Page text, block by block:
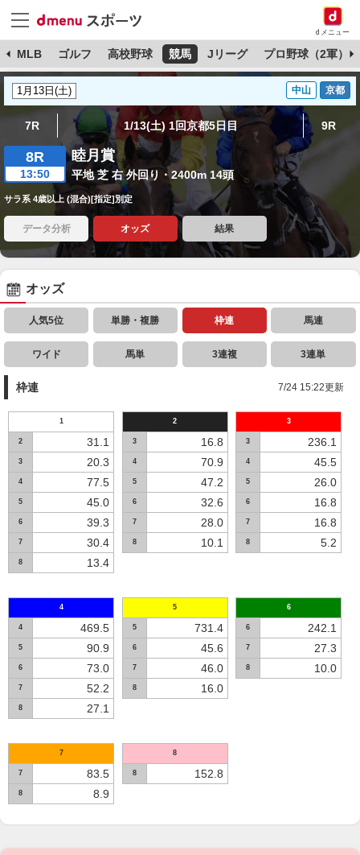
dメニュー
MLB ゴルフ 高校野球 競馬 Jリーグ プロ野球（2軍）
中山 京都
7R 1/13(土) 1回京都5日目 9R
8R
13:50
睦月賞
平地 芝 右 外回り・2400m 14頭
サラ系 4歳以上 (混合)[指定]別定
データ分析 オッズ 結果
オッズ
人気5位 単勝・複勝 枠連 馬連
ワイド 馬単 3連複 3連単
枠連 7/24 15:22更新
1
2 31.1
3 20.3
4 77.5
5 45.0
6 39.3
7 30.4
8 13.4
2
3 16.8
4 70.9
5 47.2
6 32.6
7 28.0
8 10.1
3
3 236.1
4 45.5
5 26.0
6 16.8
7 16.8
8 5.2
4
4 469.5
5 90.9
6 73.0
7 52.2
8 27.1
5
5 731.4
6 45.6
7 46.0
8 16.0
6
6 242.1
7 27.3
8 10.0
7
7 83.5
8 8.9
8
8 152.8